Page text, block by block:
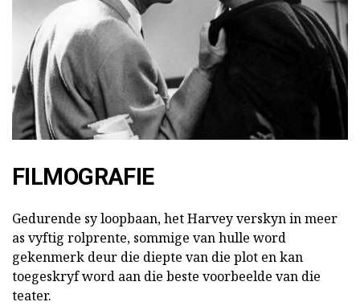
FILMOGRAFIE
Gedurende sy loopbaan, het Harvey verskyn in meer
as vyftig rolprente, sommige van hulle word
gekenmerk deur die diepte van die plot en kan
toegeskryf word aan die beste voorbeelde van die
teater.